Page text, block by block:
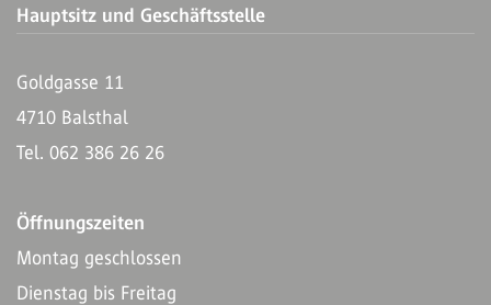
Hauptsitz und Geschäftsstelle
Goldgasse 11
4710 Balsthal
Tel. 062 386 26 26
Öffnungszeiten
Montag geschlossen
Dienstag bis Freitag